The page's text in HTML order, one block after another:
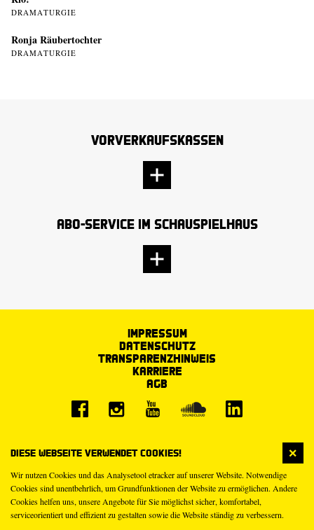
Diese Webseite verwendet Cookies!
Wir nutzen Cookies und das Analysetool etracker auf unserer Website. Notwendige
Cookies sind unentbehrlich, um Grundfunktionen der Website zu ermöglichen. Andere
Cookies helfen uns, unsere Angebote für Sie möglichst sicher, komfortabel,
serviceorientiert und effizient zu gestalten sowie die Website ständig zu verbessern.
DRAMATURGIE
Ronja Räubertochter
DRAMATURGIE
Vorverkaufskassen
Abo-Service im Schauspielhaus
Impressum
Datenschutz
Transparenzhinweis
Karriere
AGB